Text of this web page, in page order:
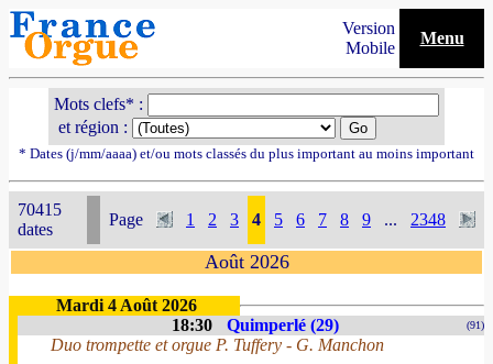
Version
Mobile
Menu
Mots clefs* :
et région :
* Dates (j/mm/aaaa) et/ou mots classés du plus important au moins important
70415
dates
Page 1 2 3 4 5 6 7 8 9 ... 2348
Août 2026
Mardi 4 Août 2026
18:30
Quimperlé (29) (91)
Duo trompette et orgue P. Tuffery - G. Manchon